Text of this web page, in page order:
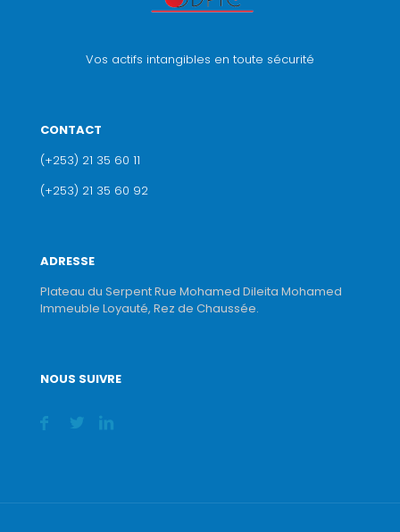
Vos actifs intangibles en toute sécurité
CONTACT
(+253) 21 35 60 11
(+253) 21 35 60 92
ADRESSE
Plateau du Serpent Rue Mohamed Dileita Mohamed
Immeuble Loyauté, Rez de Chaussée.
NOUS SUIVRE